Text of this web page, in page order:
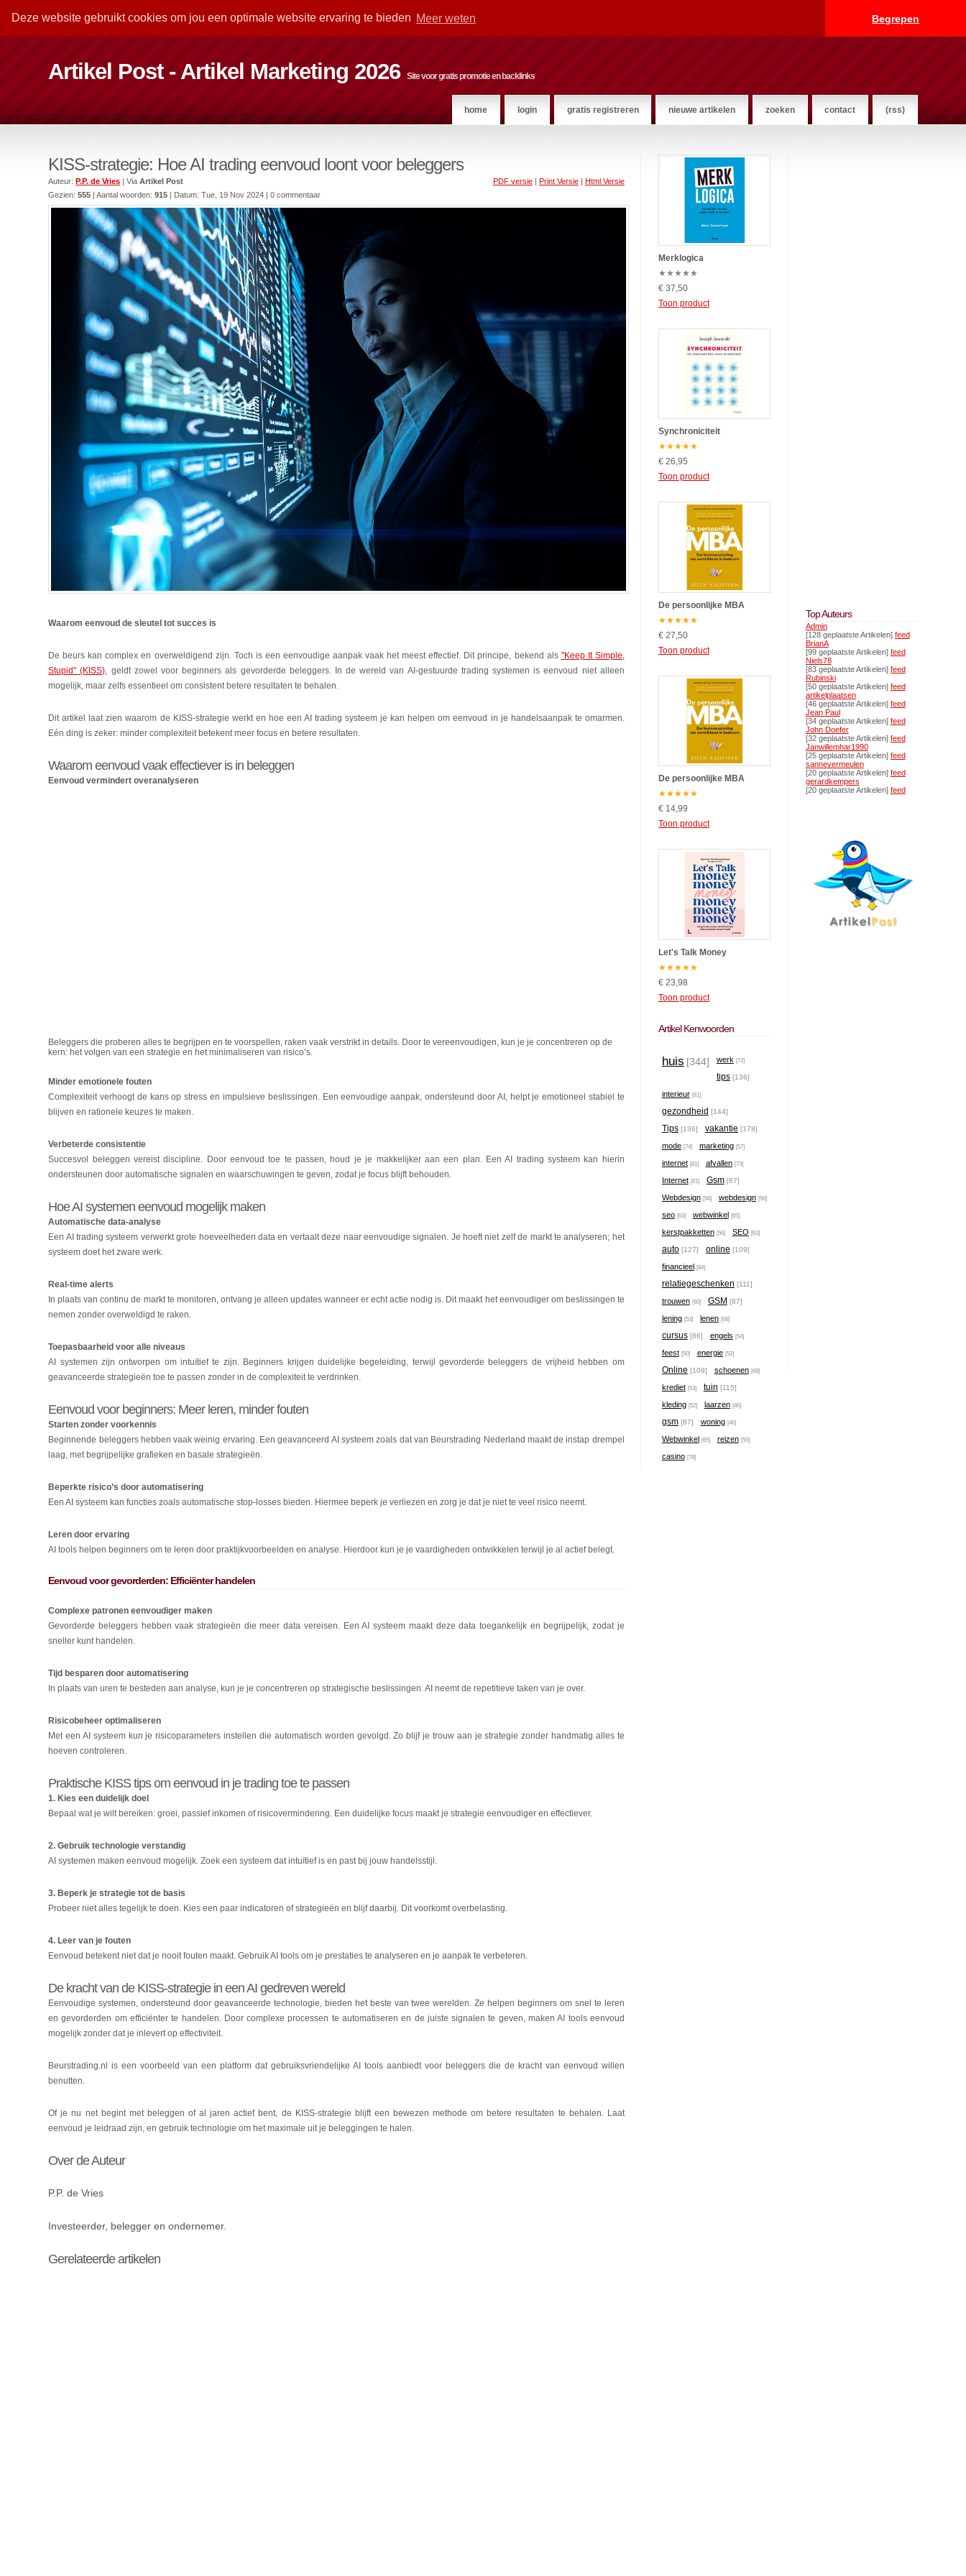
Deze website gebruikt cookies om jou een optimale website ervaring te bieden Meer weten Begrepen
Artikel Post - Artikel Marketing 2026 Site voor gratis promotie en backlinks
home login gratis registreren nieuwe artikelen zoeken contact (rss)
KISS-strategie: Hoe AI trading eenvoud loont voor beleggers
PDF versie| Print Versie| Html Versie
Auteur:P.P. de Vries | ViaArtikel Post
Gezien:555 | Aantal woorden:915 | Datum:Tue, 19 Nov 2024 | 0 commentaar
Waarom eenvoud de sleutel tot succes is
De beurs kan complex en overweldigend zijn. Toch is een eenvoudige aanpak vaak het meest effectief. Dit principe, bekend als "Keep It Simple,
Stupid" (KISS), geldt zowel voor beginners als gevorderde beleggers. In de wereld van AI-gestuurde trading systemen is eenvoud niet alleen
mogelijk, maar zelfs essentieel om consistent betere resultaten te behalen.
Dit artikel laat zien waarom de KISS-strategie werkt en hoe een AI trading systeem je kan helpen om eenvoud in je handelsaanpak te omarmen.
Eén ding is zeker: minder complexiteit betekent meer focus en betere resultaten.
Waarom eenvoud vaak effectiever is in beleggen
Eenvoud vermindert overanalyseren
Beleggers die proberen alles te begrijpen en te voorspellen, raken vaak verstrikt in details. Door te vereenvoudigen, kun je je concentreren op de
kern: het volgen van een strategie en het minimaliseren van risico’s.
Minder emotionele fouten
Complexiteit verhoogt de kans op stress en impulsieve beslissingen. Een eenvoudige aanpak, ondersteund door AI, helpt je emotioneel stabiel te
blijven en rationele keuzes te maken.
Verbeterde consistentie
Succesvol beleggen vereist discipline. Door eenvoud toe te passen, houd je je makkelijker aan een plan. Een AI trading systeem kan hierin
ondersteunen door automatische signalen en waarschuwingen te geven, zodat je focus blijft behouden.
Hoe AI systemen eenvoud mogelijk maken
Automatische data-analyse
Een AI trading systeem verwerkt grote hoeveelheden data en vertaalt deze naar eenvoudige signalen. Je hoeft niet zelf de markt te analyseren; het
systeem doet het zware werk.
Real-time alerts
In plaats van continu de markt te monitoren, ontvang je alleen updates wanneer er echt actie nodig is. Dit maakt het eenvoudiger om beslissingen te
nemen zonder overweldigd te raken.
Toepasbaarheid voor alle niveaus
AI systemen zijn ontworpen om intuïtief te zijn. Beginners krijgen duidelijke begeleiding, terwijl gevorderde beleggers de vrijheid hebben om
geavanceerde strategieën toe te passen zonder in de complexiteit te verdrinken.
Eenvoud voor beginners: Meer leren, minder fouten
Starten zonder voorkennis
Beginnende beleggers hebben vaak weinig ervaring. Een geavanceerd AI systeem zoals dat van Beurstrading Nederland maakt de instap drempel
laag, met begrijpelijke grafieken en basale strategieën.
Beperkte risico’s door automatisering
Een AI systeem kan functies zoals automatische stop-losses bieden. Hiermee beperk je verliezen en zorg je dat je niet te veel risico neemt.
Leren door ervaring
AI tools helpen beginners om te leren door praktijkvoorbeelden en analyse. Hierdoor kun je je vaardigheden ontwikkelen terwijl je al actief belegt.
Eenvoud voor gevorderden: Efficiënter handelen
Complexe patronen eenvoudiger maken
Gevorderde beleggers hebben vaak strategieën die meer data vereisen. Een AI systeem maakt deze data toegankelijk en begrijpelijk, zodat je
sneller kunt handelen.
Tijd besparen door automatisering
In plaats van uren te besteden aan analyse, kun je je concentreren op strategische beslissingen. AI neemt de repetitieve taken van je over.
Risicobeheer optimaliseren
Met een AI systeem kun je risicoparameters instellen die automatisch worden gevolgd. Zo blijf je trouw aan je strategie zonder handmatig alles te
hoeven controleren.
Praktische KISS tips om eenvoud in je trading toe te passen
1. Kies een duidelijk doel
Bepaal wat je wilt bereiken: groei, passief inkomen of risicovermindering. Een duidelijke focus maakt je strategie eenvoudiger en effectiever.
2. Gebruik technologie verstandig
AI systemen maken eenvoud mogelijk. Zoek een systeem dat intuïtief is en past bij jouw handelsstijl.
3. Beperk je strategie tot de basis
Probeer niet alles tegelijk te doen. Kies een paar indicatoren of strategieën en blijf daarbij. Dit voorkomt overbelasting.
4. Leer van je fouten
Eenvoud betekent niet dat je nooit fouten maakt. Gebruik AI tools om je prestaties te analyseren en je aanpak te verbeteren.
De kracht van de KISS-strategie in een AI gedreven wereld
Eenvoudige systemen, ondersteund door geavanceerde technologie, bieden het beste van twee werelden. Ze helpen beginners om snel te leren
en gevorderden om efficiënter te handelen. Door complexe processen te automatiseren en de juiste signalen te geven, maken AI tools eenvoud
mogelijk zonder dat je inlevert op effectiviteit.
Beurstrading.nl is een voorbeeld van een platform dat gebruiksvriendelijke AI tools aanbiedt voor beleggers die de kracht van eenvoud willen
benutten.
Of je nu net begint met beleggen of al jaren actief bent, de KISS-strategie blijft een bewezen methode om betere resultaten te behalen. Laat
eenvoud je leidraad zijn, en gebruik technologie om het maximale uit je beleggingen te halen.
Over de Auteur
P.P. de Vries
Investeerder, belegger en ondernemer.
Gerelateerde artikelen
Merklogica
★★★★★
€ 37,50
Toon product
Synchroniciteit
★★★★★
€ 26,95
Toon product
De persoonlijke MBA
★★★★★
€ 27,50
Toon product
De persoonlijke MBA
★★★★★
€ 14,99
Toon product
Let's Talk Money
★★★★★
€ 23,98
Toon product
Artikel Kenwoorden
huis [344] werk [72]
tips [136]
interieur [61]
gezondheid [144]
Tips [136] vakantie [178]
mode [74] marketing [57]
internet [81] afvallen [73]
Internet [81] Gsm [87]
Webdesign [56] webdesign [56]
seo [63] webwinkel [65]
kerstpakketten [56] SEO [63]
auto [127] online [109]
financieel [84]
relatiegeschenken [111]
trouwen [60] GSM [87]
lening [53] lenen [68]
cursus [86] engels [54]
feest [50] energie [52]
Online [109] schoenen [69]
krediet [53] tuin [115]
kleding [52] laarzen [46]
gsm [87] woning [46]
Webwinkel [65] reizen [50]
casino [78]
Top Auteurs
Admin
[128 geplaatste Artikelen] feed
BrianA
[99 geplaatste Artikelen] feed
Niels78
[83 geplaatste Artikelen] feed
Rubinski
[50 geplaatste Artikelen] feed
artikelplaatsen
[46 geplaatste Artikelen] feed
Jean Paul
[34 geplaatste Artikelen] feed
John Doefer
[32 geplaatste Artikelen] feed
Janwillemhar1990
[25 geplaatste Artikelen] feed
sannevermeulen
[20 geplaatste Artikelen] feed
gerardkempers
[20 geplaatste Artikelen] feed